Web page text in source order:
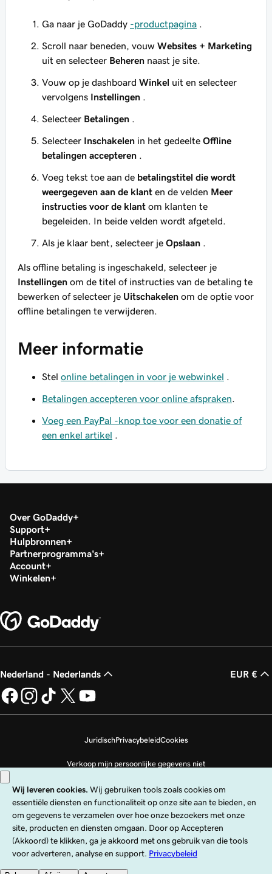
Ga naar je GoDaddy -productpagina
Scroll naar beneden, vouw Websites + Marketing
uit en selecteer Beheren naast je site.
Vouw op je dashboard Winkel uit en selecteer
vervolgens Instellingen
Selecteer Betalingen
Selecteer Inschakelen in het gedeelte Offline
betalingen accepteren
Voeg tekst toe aan de betalingstitel die wordt
weergegeven aan de klant en de velden Meer
instructies voor de klant om klanten te
begeleiden. In beide velden wordt afgeteld.
Als je klaar bent, selecteer je Opslaan
Als offline betaling is ingeschakeld, selecteer je
Instellingen om de titel of instructies van de betaling te
bewerken of selecteer je Uitschakelen om de optie voor
offline betalingen te verwijderen.
Meer informatie
Stel online betalingen in voor je webwinkel
Betalingen accepteren voor online afspraken
Voeg een PayPal -knop toe voor een donatie of
een enkel artikel
Over GoDaddy
Support
Hulpbronnen
Partnerprogramma's
Account
Winkelen
Nederland - Nederlands EUR €
JuridischPrivacybeleidCookies
Verkoop mijn persoonlijke gegevens niet
Copyright © 1999 - 2026 GoDaddy Operating Company, LLC. Alle rechten
voorbehouden. Het GoDaddy-woordmerk is een geregistreerd handelsmerk
van GoDaddy Operating Company, LLC in de VS en andere landen. Het logo
‘GO‘ is een geregistreerd handelsmerk van GoDaddy.com, LLC in de VS.
Voor het gebruik van deze site gelden uitdrukkelijke gebruiksvoorwaarden.
Door deze site te gebruiken, ga je ermee akkoord gebonden te zijn aan deze
Universele servicevoorwaarden